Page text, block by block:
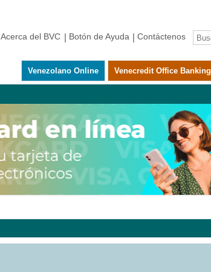
Acerca del BVC Botón de Ayuda Contáctenos
Venezolano Online Venecredit Office Banking